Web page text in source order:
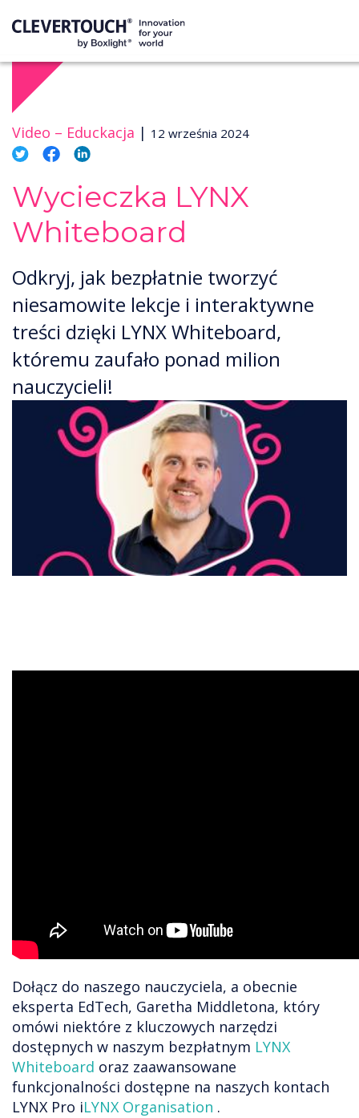
Video – Educkacja | 12 września 2024
Wycieczka LYNX
Whiteboard
Odkryj, jak bezpłatnie tworzyć
niesamowite lekcje i interaktywne
treści dzięki LYNX Whiteboard,
któremu zaufało ponad milion
nauczycieli!
Dołącz do naszego nauczyciela, a obecnie
eksperta EdTech, Garetha Middletona, który
omówi niektóre z kluczowych narzędzi
dostępnych w naszym bezpłatnym LYNX
Whiteboard oraz zaawansowane
funkcjonalności dostępne na naszych kontach
LYNX Pro iLYNX Organisation .